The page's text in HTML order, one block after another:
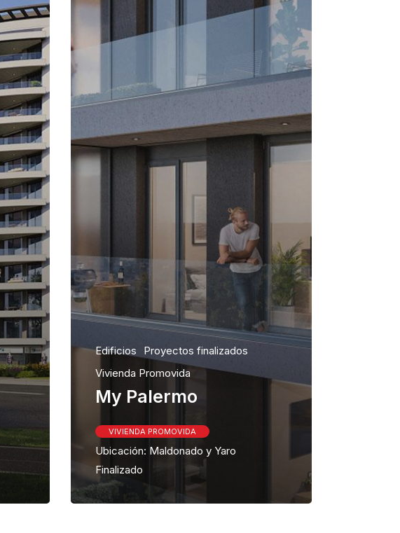
Edificios
Proyectos finalizados
Vivienda Promovida
My Palermo
VIVIENDA PROMOVIDA
Ubicación: Maldonado y Yaro
Finalizado